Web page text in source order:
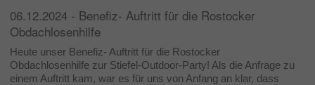
06.12.2024 - Benefiz- Auftritt für die Rostocker
Obdachlosenhilfe
Heute unser Benefiz- Auftritt für die Rostocker
Obdachlosenhilfe zur Stiefel-Outdoor-Party! Als die Anfrage zu
einem Auftritt kam, war es für uns von Anfang an klar, dass